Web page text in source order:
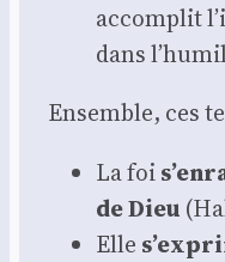
accom­plit
dans
Ensemble, ces
La foi
de Dieu
Elle